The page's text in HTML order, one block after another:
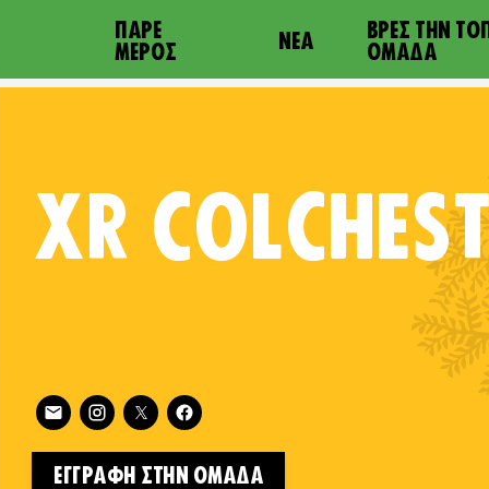
ΠΆΡΕ
ΜΈΡΟΣ
ΝΈΑ
ΒΡΕΣ ΤΗΝ
ΟΜΆΔΑ
XR
Follow XR Colchester on
ΕΓΓΡΑΦΉ ΣΤΗΝ ΟΜΆΔΑ